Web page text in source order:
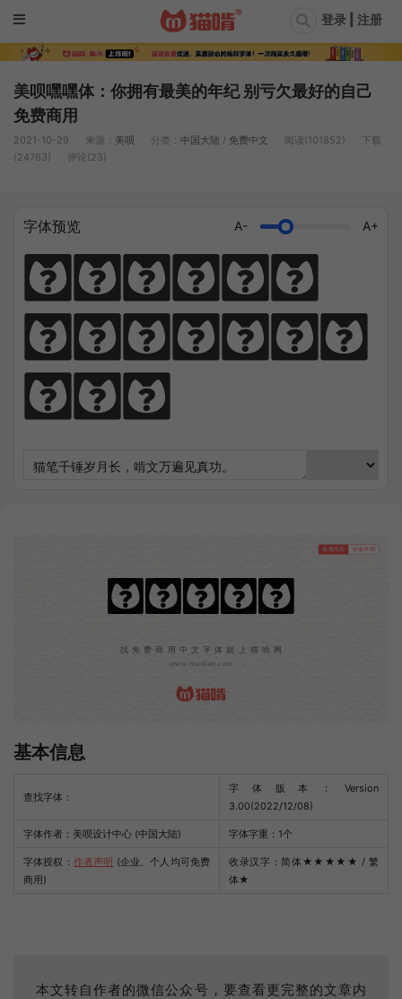
登录 | 注册
美呗嘿嘿体：你拥有最美的年纪 别亏欠最好的自己
免费商用
2021-10-29 来源： 美呗 分类： 中国大陆 / 免费中文 阅读(101852)
下载
(24763)
评论(23)
字体预览 A- A+
猫笔千锤岁月
长，啃文万遍见
真功。
免费商用 作者声明
美呗嘿嘿体
找免费商用中文字体就上猫啃网
www.maoken.com
基本信息
查找字体：
字体版本：Version
3.00(2022/12/08)
字体作者：美呗设计中心 (中国大陆) 字体字重：1个
字体授权： 作者声明 (企业、个人均可免费
商用)
收录汉字：简体 ★★★★★ / 繁
体★
本文转自作者的微信公众号，要查看更完整的文章内